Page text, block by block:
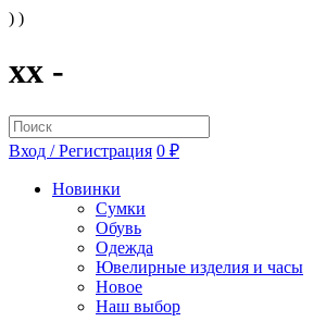
) )
xx -
Вход / Регистрация 0 ₽
Новинки
Сумки
Обувь
Одежда
Ювелирные изделия и часы
Новое
Наш выбор